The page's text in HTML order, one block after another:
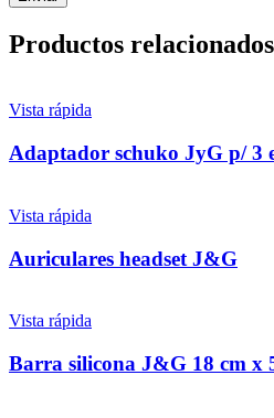
Productos relacionados
Vista rápida
Adaptador schuko JyG p/ 3
Vista rápida
Auriculares headset J&G
Vista rápida
Barra silicona J&G 18 cm x